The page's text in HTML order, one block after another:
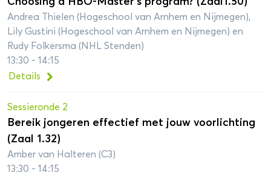
Andrea Thielen (Hogeschool van Arnhem en Nijmegen),
Lily Gustini (Hogeschool van Arnhem en Nijmegen) en
Rudy Folkersma (NHL Stenden)
13:30 - 14:15
Details
Sessieronde 2
Bereik jongeren effectief met jouw voorlichting
(Zaal 1.32)
Amber van Halteren (C3)
13:30 - 14:15